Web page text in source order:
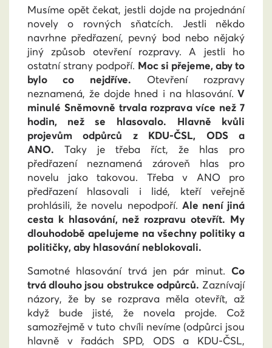
Musíme opět čekat, jestli dojde na projednání
novely o rovných sňatcích. Jestli někdo
navrhne předřazení, pevný bod nebo nějaký
jiný způsob otevření rozpravy. A jestli ho
ostatní strany podpoří. Moc si přejeme, aby to
bylo co nejdříve. Otevření rozpravy
neznamená, že dojde hned i na hlasování. V
minulé Sněmovně trvala rozprava více než 7
hodin, než se hlasovalo.
Hlavně kvůli
projevům odpůrců z KDU-ČSL, ODS a
ANO. Taky je třeba říct, že hlas pro
předřazení neznamená zároveň hlas pro
novelu jako takovou. Třeba v ANO pro
předřazení hlasovali i lidé, kteří veřejně
prohlásili, že novelu nepodpoří. Ale není jiná
cesta k hlasování, než rozpravu otevřít. My
dlouhodobě apelujeme na všechny politiky a
političky, aby hlasování neblokovali.
Samotné hlasování trvá jen pár minut. Co
trvá dlouho jsou obstrukce odpůrců. Zaznívají
názory, že by se rozprava měla otevřít, až
když bude jisté, že novela projde. Což
samozřejmě v tuto chvíli nevíme (odpůrci jsou
hlavně v řadách SPD, ODS a KDU-ČSL,